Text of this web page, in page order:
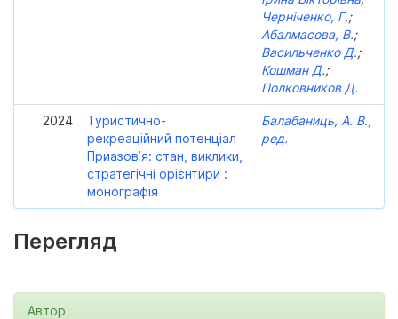
Черніченко, Г,;
Абалмасова, В.;
Васильченко Д.;
Кошман Д.;
Полковников Д.
2024
Туристично-
рекреаційний потенціал
Приазов’я: стан, виклики,
стратегічні орієнтири :
монографія
Балабаниць, А. В.,
ред.
Перегляд
Автор